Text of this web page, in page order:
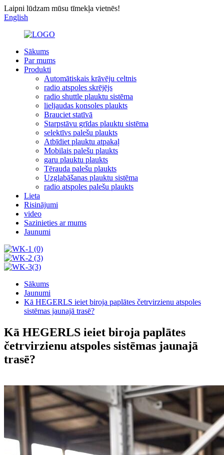
Laipni lūdzam mūsu tīmekļa vietnēs!
English
Sākums
Par mums
Produkti
Automātiskais krāvēju celtnis
radio atspoles skrējējs
radio shuttle plauktu sistēma
lieljaudas konsoles plaukts
Brauciet statīvā
Starpstāvu grīdas plauktu sistēma
selektīvs palešu plaukts
Atbīdiet plauktu atpakaļ
Mobilais palešu plaukts
garu plauktu plaukts
Tērauda palešu plaukts
Uzglabāšanas plauktu sistēma
radio atspoles palešu plaukts
Lieta
Risinājumi
video
Sazinieties ar mums
Jaunumi
Sākums
Jaunumi
Kā HEGERLS ieiet biroja paplātes četrvirzienu atspoles
sistēmas jaunajā trasē?
Kā HEGERLS ieiet biroja paplātes
četrvirzienu atspoles sistēmas jaunajā
trasē?